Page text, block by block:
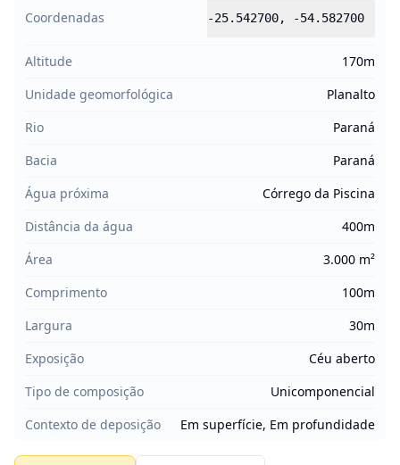
Coordenadas -25.542700, -54.582700
Altitude
170m
Unidade geomorfológica
Planalto
Rio
Paraná
Bacia
Paraná
Água próxima
Córrego da Piscina
Distância da água
400m
Área
3.000 m²
Comprimento
100m
Largura
30m
Exposição
Céu aberto
Tipo de composição
Unicomponencial
Contexto de deposição
Em superfície, Em profundidade